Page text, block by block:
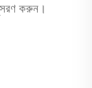
করুন।